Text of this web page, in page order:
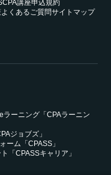
講座申込規約
よくあるご質問サイトマップ
ーニング「CPAラーニン
ジョブズ」
ーム「CPASS」
「CPASSキャリア」